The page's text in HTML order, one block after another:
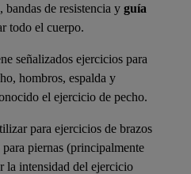
bandas de resistencia y guía
todo el cuerpo.
señalizados ejercicios para
hombros, espalda y
el ejercicio de pecho.
para ejercicios de brazos
piernas (principalmente
la intensidad del ejercicio